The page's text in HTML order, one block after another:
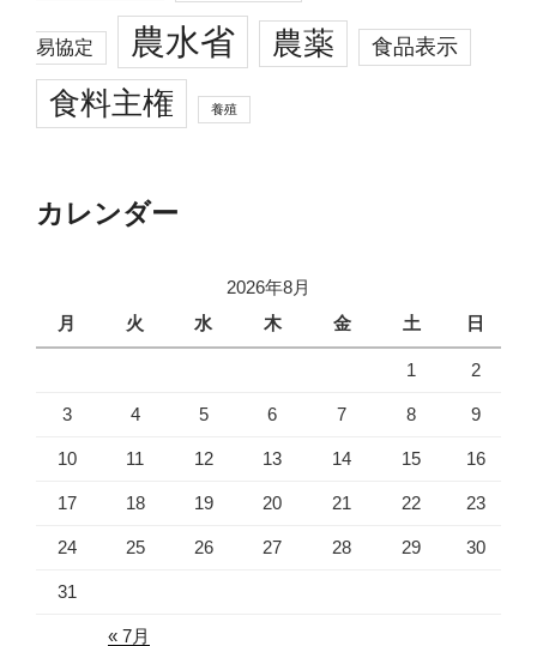
易協定 農水省 農薬 食品表示
食料主権 養殖
カレンダー
2026年8月
月
火 水 木 金 土 日
1 2
3 4 5 6 7 8 9
10 11 12 13 14 15 16
17 18 19 20 21 22 23
24 25 26 27 28 29 30
31
« 7月